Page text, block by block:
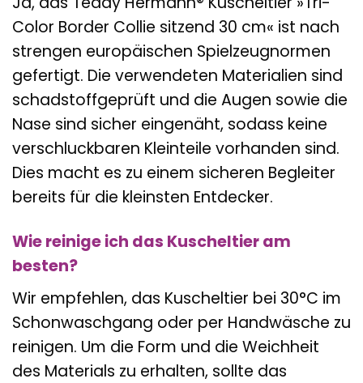
Color Border Collie sitzend 30 cm« ist nach
strengen europäischen Spielzeugnormen
gefertigt. Die verwendeten Materialien sind
schadstoffgeprüft und die Augen sowie die
Nase sind sicher eingenäht, sodass keine
verschluckbaren Kleinteile vorhanden sind.
Dies macht es zu einem sicheren Begleiter
bereits für die kleinsten Entdecker.
Wie reinige ich das Kuscheltier am
besten?
Wir empfehlen, das Kuscheltier bei 30°C im
Schonwaschgang oder per Handwäsche zu
reinigen. Um die Form und die Weichheit
des Materials zu erhalten, sollte das